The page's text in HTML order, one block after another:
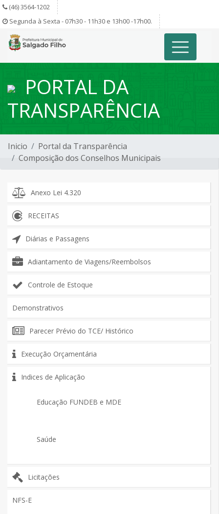
(46) 3564-1202
Segunda à Sexta - 07h30 - 11h30 e 13h00 -17h00.
PORTAL DA
TRANSPARÊNCIA
Inicio
Portal da Transparência
Composição dos Conselhos Municipais
Anexo Lei 4.320
RECEITAS
Diárias e Passagens
Adiantamento de Viagens/Reembolsos
Controle de Estoque
Demonstrativos
Parecer Prévio do TCE/ Histórico
Execução Orçamentária
Indices de Aplicação
Educação FUNDEB e MDE
Saúde
Licitações
NFS-E